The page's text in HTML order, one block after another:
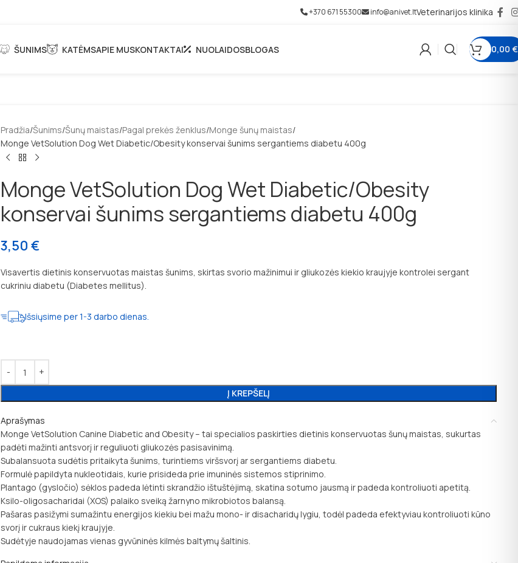
+370 671 55300 info@anivet.ltVeterinarijos klinika
ŠUNIMS KATĖMSAPIE MUSKONTAKTAI NUOLAIDOSBLOGAS 0,00 €
Pradžia Šunims Šunų maistas Pagal prekės ženklus Monge šunų maistas
Monge VetSolution Dog Wet Diabetic/Obesity konservai šunims sergantiems diabetu 400g
Monge VetSolution Dog Wet Diabetic/Obesity
konservai šunims sergantiems diabetu 400g
3,50 €
Visavertis dietinis konservuotas maistas šunims, skirtas svorio mažinimui ir gliukozės kiekio kraujyje kontrolei sergant
cukriniu diabetu (Diabetes mellitus).
Išsiųsime per 1-3 darbo dienas.
Į KREPŠELĮ
Aprašymas
Monge VetSolution Canine Diabetic and Obesity – tai specialios paskirties dietinis konservuotas šunų maistas, sukurtas
padėti mažinti antsvorį ir reguliuoti gliukozės pasisavinimą.
Subalansuota sudėtis pritaikyta šunims, turintiems viršsvorį ar sergantiems diabetu.
Formulė papildyta nukleotidais, kurie prisideda prie imuninės sistemos stiprinimo.
Plantago (gysločio) sėklos padeda lėtinti skrandžio ištuštėjimą, skatina sotumo jausmą ir padeda kontroliuoti apetitą.
Ksilo-oligosacharidai (XOS) palaiko sveiką žarnyno mikrobiotos balansą.
Pašaras pasižymi sumažintu energijos kiekiu bei mažu mono- ir disacharidų lygiu, todėl padeda efektyviau kontroliuoti kūno
svorį ir cukraus kiekį kraujyje.
Sudėtyje naudojamas vienas gyvūninės kilmės baltymų šaltinis.